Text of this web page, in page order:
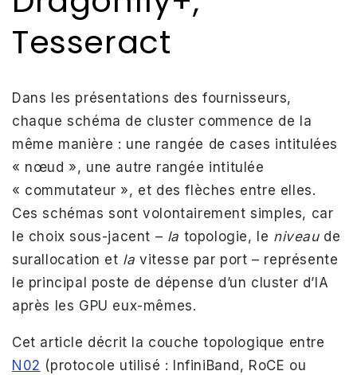
Tesseract
Dans les présentations des fournisseurs,
chaque schéma de cluster commence de la
même manière : une rangée de cases intitulées
« nœud », une autre rangée intitulée
« commutateur », et des flèches entre elles.
Ces schémas sont volontairement simples, car
le choix sous-jacent – ​​la topologie, le niveaude
surallocation et la vitesse par port – représente
le principal poste de dépense d’un cluster d’IA
après les GPU eux-mêmes.
Cet article décrit la couche topologique entre
N02 (protocole utilisé : InfiniBand, RoCE ou